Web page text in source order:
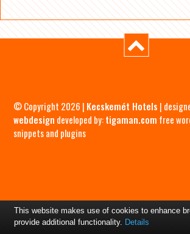
© Copyright 2026 | Kecskemét Hotels |
webdesign developed by:tigaman.com free
snippets and plugins
This website makes use of cookies to enhance
provide additional functionality. Details